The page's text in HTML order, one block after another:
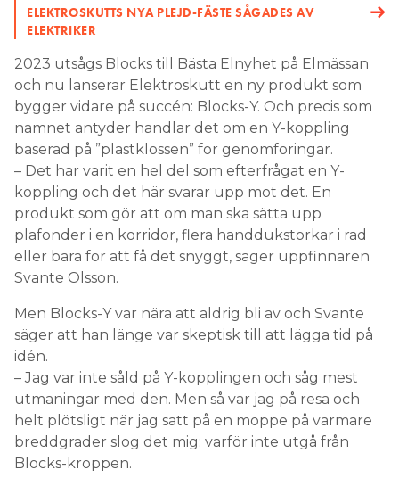
ELEKTROSKUTTS NYA PLEJD-FÄSTE SÅGADES AV
ELEKTRIKER
2023 utsågs Blocks till Bästa Elnyhet på Elmässan
och nu lanserar Elektroskutt en ny produkt som
bygger vidare på succén: Blocks-Y. Och precis som
namnet antyder handlar det om en Y-koppling
baserad på ”plastklossen” för genomföringar.
– Det har varit en hel del som efterfrågat en Y-
koppling och det här svarar upp mot det. En
produkt som gör att om man ska sätta upp
plafonder i en korridor, flera handdukstorkar i rad
eller bara för att få det snyggt, säger uppfinnaren
Svante Olsson.
Men Blocks-Y var nära att aldrig bli av och Svante
säger att han länge var skeptisk till att lägga tid på
idén.
– Jag var inte såld på Y-kopplingen och såg mest
utmaningar med den. Men så var jag på resa och
helt plötsligt när jag satt på en moppe på varmare
breddgrader slog det mig: varför inte utgå från
Blocks-kroppen.